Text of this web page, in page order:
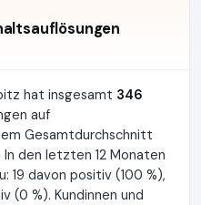
hat insgesamt 346
auf
Gesamtdurchschnitt
den letzten 12 Monaten
19 davon positiv (100 %),
(0 %). Kundinnen und